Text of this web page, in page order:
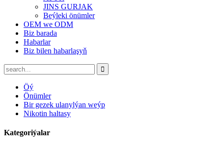
JINS GURJAK
Beýleki önümler
OEM we ODM
Biz barada
Habarlar
Biz bilen habarlaşyň
Öý
Önümler
Bir gezek ulanylýan weýp
Nikotin haltasy
Kategoriýalar